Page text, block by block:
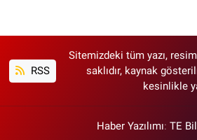
RSS
Sitemizdeki tüm yazı,
saklıdır, kaynak
kesinlikle
Haber Yazılımı: TE